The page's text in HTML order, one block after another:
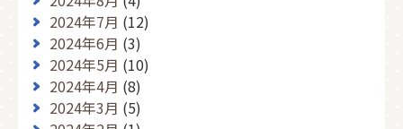
2024年7月 (12)
2024年6月 (3)
2024年5月 (10)
2024年4月 (8)
2024年3月 (5)